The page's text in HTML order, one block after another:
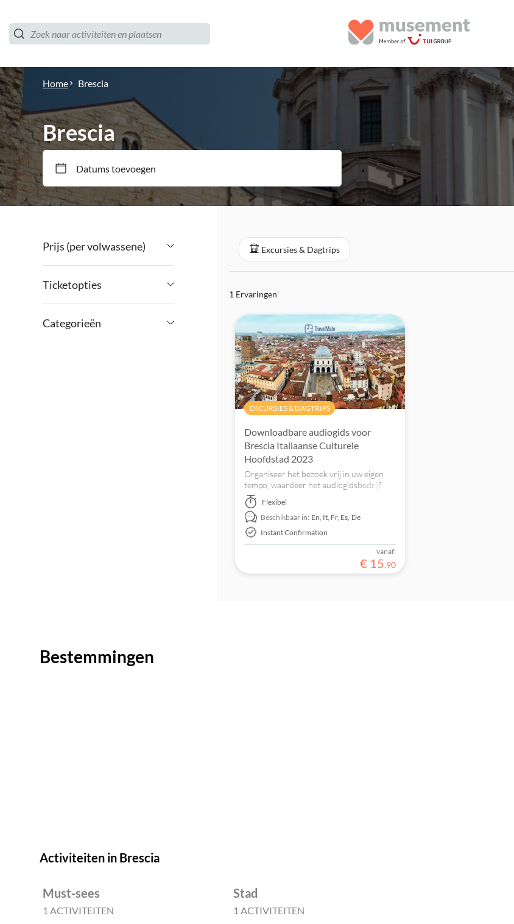
Home Brescia
Brescia
Datums toevoegen
Prijs (per volwassene)
Min. € Max. €
Ticketopties
Categorieën
Excursies & Dagtrips
1 Ervaringen
EXCURSIES & DAGTRIPS
Downloadbare audiogids voor
Brescia Italiaanse Culturele
Hoofdstad 2023
Organiseer het bezoek vrij in uw eigen
tempo, waardeer het audiogidsbedrijf
tijdens uw bezoek aan de stad en gebruik
het zo vaak als u wilt.
Flexibel
Beschikbaar in: En, It, Fr, Es, De
Instant Confirmation
vanaf:
€ 15,90
Bestemmingen
Activiteiten in Brescia
Must-sees
1 ACTIVITEITEN
Stad
1 ACTIVITEITEN